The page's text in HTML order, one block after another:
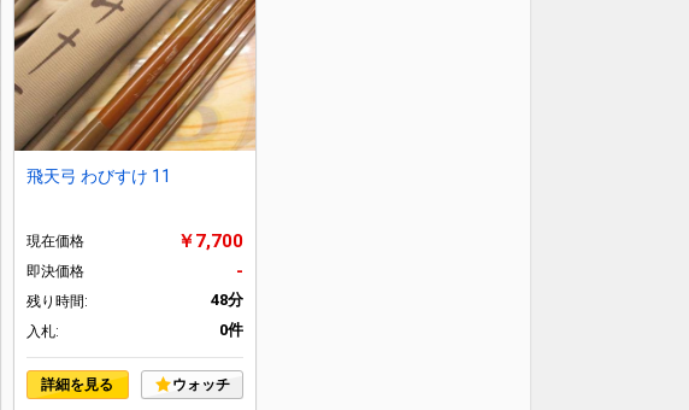
飛天弓 わびすけ 11
現在価格 ￥7,700
即決価格 -
残り時間: 48分
入札: 0件
詳細を見る ウォッチ